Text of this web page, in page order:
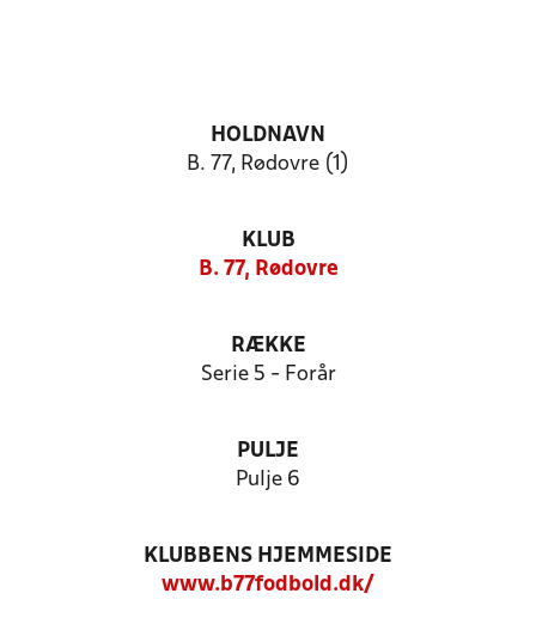
HOLDNAVN
B. 77, Rødovre (1)
KLUB
B. 77, Rødovre
RÆKKE
Serie 5 - Forår
PULJE
Pulje 6
KLUBBENS HJEMMESIDE
www.b77fodbold.dk/